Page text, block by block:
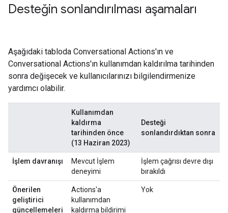
Desteğin sonlandırılması aşamaları
Aşağıdaki tabloda Conversational Actions'ın ve
Conversational Actions'ın kullanımdan kaldırılma tarihinden
sonra değişecek ve kullanıcılarınızı bilgilendirmenize
yardımcı olabilir.
Kullanımdan
kaldırma
tarihinden önce
(13 Haziran 2023)
Desteği
sonlandırdıktan sonra
İşlem davranışı
Mevcut İşlem
deneyimi
İşlem çağrısı devre dışı
bırakıldı
Önerilen
geliştirici
güncellemeleri
Actions'a
kullanımdan
kaldırma bildirimi
Yok